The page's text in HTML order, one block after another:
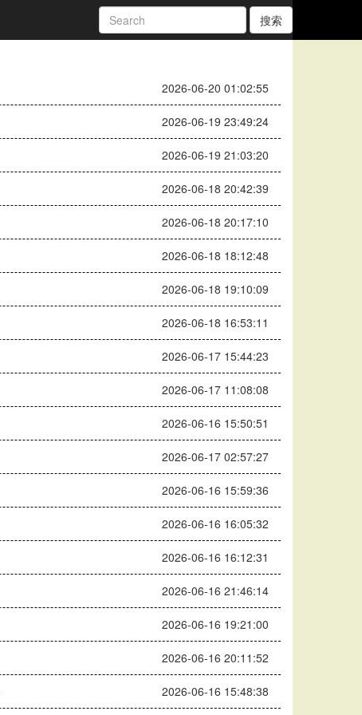
搜索
2026-06-20 01:02:55
2026-06-19 23:49:24
2026-06-19 21:03:20
2026-06-18 20:42:39
2026-06-18 20:17:10
2026-06-18 18:12:48
2026-06-18 19:10:09
2026-06-18 16:53:11
2026-06-17 15:44:23
2026-06-17 11:08:08
2026-06-16 15:50:51
2026-06-17 02:57:27
2026-06-16 15:59:36
2026-06-16 16:05:32
2026-06-16 16:12:31
2026-06-16 21:46:14
2026-06-16 19:21:00
2026-06-16 20:11:52
2026-06-16 15:48:38